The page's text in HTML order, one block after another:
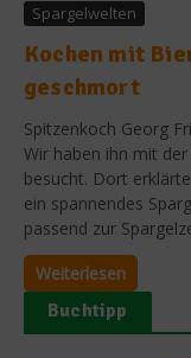
Spargelwelten
Kochen mit
geschmort
Spitzenkoch Georg
Wir haben ihn mit
besucht. Dort
ein spannendes
passend zur
Weiterlesen
Buchtipp